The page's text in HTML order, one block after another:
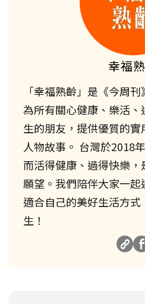
幸福
「幸福熟齡」是《今周
為所有關心健康、樂活、
生的朋友，提供優質的
人物故事。 台灣於2018
而活得健康、過得快樂
願望。我們陪伴大家一
適合自己的美好生活方
生！